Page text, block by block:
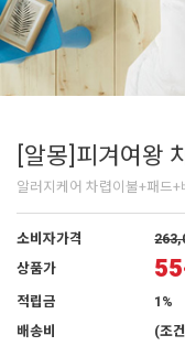
[알몽]피겨여왕
알러지케어 차렵이불+패드
소비자가격
상품가
55
적립금
1%
배송비
(조